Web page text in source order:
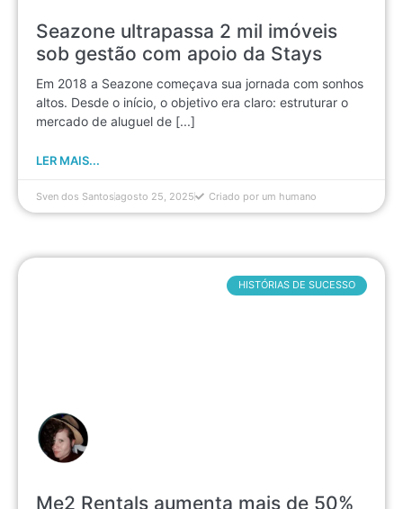
Seazone ultrapassa 2 mil imóveis
sob gestão com apoio da Stays
Em 2018 a Seazone começava sua jornada com sonhos
altos. Desde o início, o objetivo era claro: estruturar o
mercado de aluguel de [...]
LER MAIS...
Sven dos Santosagosto 25, 2025 Criado por um humano
Me2 Rentals aumenta mais de 50%
HISTÓRIAS DE SUCESSO